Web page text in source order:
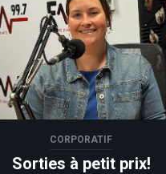
CORPORATIF
Sorties à petit prix!